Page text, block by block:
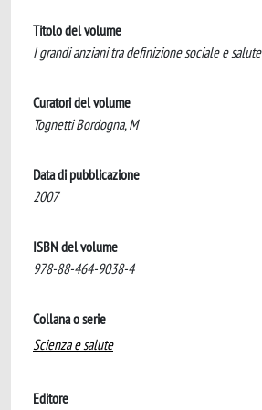
Titolo del volume
I grandi anziani tra definizione sociale e salute
Curatori del volume
Tognetti Bordogna, M
Data di pubblicazione
2007
ISBN del volume
978-88-464-9038-4
Collana o serie
Scienza e salute
Editore